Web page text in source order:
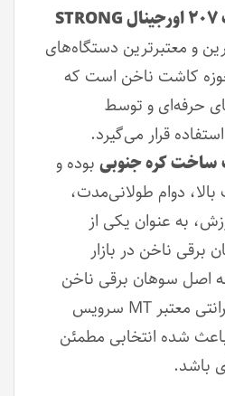
سوهان برقی استرانگ ۲۰۷ اورجینال STRONG
و معتبرترین دستگاه‌های
کاشت ناخن است که
حرفه‌ای و توسط
قرار می‌گیرد.
ساخت کره جنوبیبوده و
دوام طولانی‌مدت،
به عنوان یکی از
ناخن در بازار
اصل سوهان برقی ناخن
استرانگ 207 دارای گارانتی معتبر MT سرویس
شده انتخابی مطمئن
باشد.